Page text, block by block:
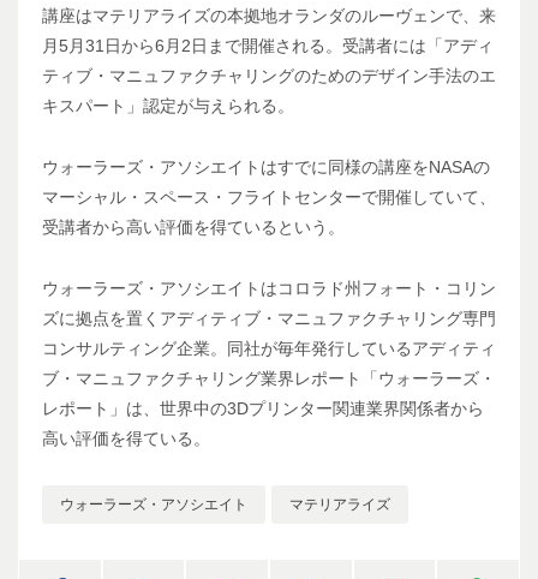
講座はマテリアライズの本拠地オランダのルーヴェンで、来
月5月31日から6月2日まで開催される。受講者には「アディ
ティブ・マニュファクチャリングのためのデザイン手法のエ
キスパート」認定が与えられる。
ウォーラーズ・アソシエイトはすでに同様の講座をNASAの
マーシャル・スペース・フライトセンターで開催していて、
受講者から高い評価を得ているという。
ウォーラーズ・アソシエイトはコロラド州フォート・コリン
ズに拠点を置くアディティブ・マニュファクチャリング専門
コンサルティング企業。同社が毎年発行しているアディティ
ブ・マニュファクチャリング業界レポート「ウォーラーズ・
レポート」は、世界中の3Dプリンター関連業界関係者から
高い評価を得ている。
ウォーラーズ・アソシエイト マテリアライズ